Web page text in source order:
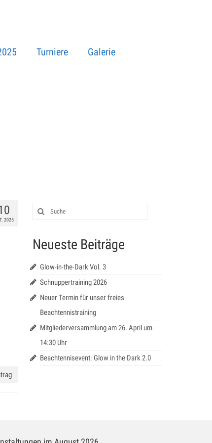
Turniere Galerie
2025
Neueste Beiträge
Glow-in-the-Dark Vol. 3
Schnuppertraining 2026
Neuer Termin für unser freies
Beachtennistraining
Mitgliederversammlung am 26. April um
14:30 Uhr
Beachtennisevent: Glow in the Dark 2.0